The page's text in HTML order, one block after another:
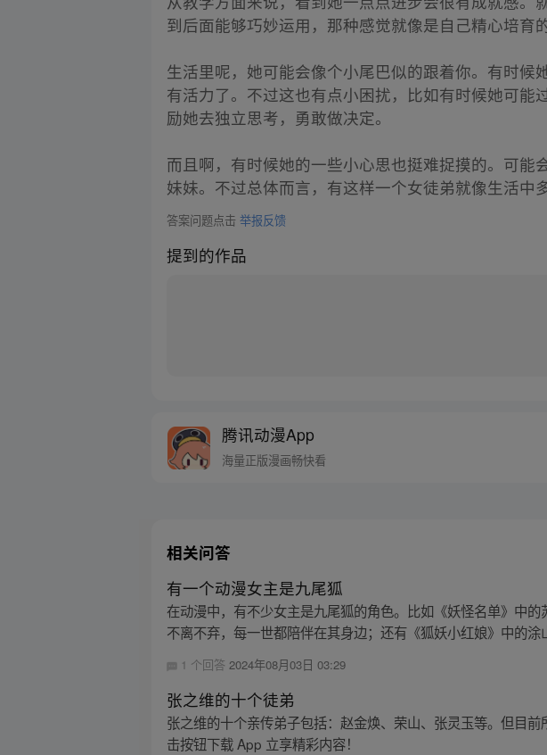
到后面能够巧妙运用，那种感觉就像是自己精心培育
生活里呢，她可能会像个小尾巴似的跟着你。有时
有活力了。不过这也有点小困扰，比如有时候她可
励她去独立思考，勇敢做决定。
而且啊，有时候她的一些小心思也挺难捉摸的。可
妹妹。不过总体而言，有这样一个女徒弟就像生活中
答案问题点击举报反馈
提到的作品
腾讯动漫App
海量正版漫画畅快看
相关问答
有一个动漫女主是九尾狐
在动漫中，有不少女主是九尾狐的角色。比如《妖怪名单》中
不离不弃，每一世都陪伴在其身边；还有《狐妖小红娘》中的涂
1 个回答2024年08月03日 03:29
张之维的十个徒弟
张之维的十个亲传弟子包括：赵金焕、荣山、张灵玉等。但目
击按钮下载 App 立享精彩内容！